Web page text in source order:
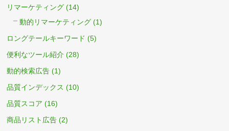
リマーケティング (14)
動的リマーケティング (1)
ロングテールキーワード (5)
便利なツール紹介 (28)
動的検索広告 (1)
品質インデックス (10)
品質スコア (16)
商品リスト広告 (2)